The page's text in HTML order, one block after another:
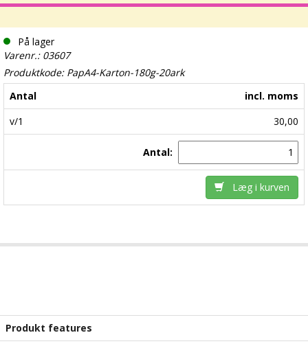
På lager
Varenr.: 03607
Produktkode: PapA4-Karton-180g-20ark
Antal
incl. moms
v/1
30,00
Antal:
Læg i kurven
Produkt features